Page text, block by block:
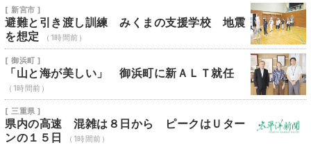
[ 新宮市 ]
避難と引き渡し訓練 みくまの支援学校 地震
を想定
（1時間前）
[ 御浜町 ]
「山と海が美しい」 御浜町に新ＡＬＴ就任
（1時間前）
[ 三重県 ]
県内の高速 混雑は８日から ピークはＵター
ンの１５日
（1時間前）